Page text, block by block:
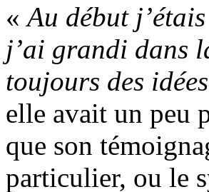
«Au début
j’ai grandi dans
toujours des
elle avait un peu
que son
particulier, ou le